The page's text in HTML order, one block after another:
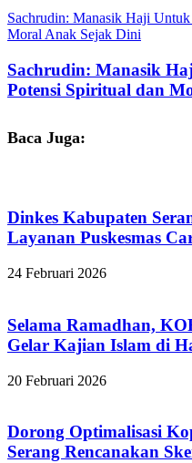
Sachrudin: Manasik Haji
Moral Anak Sejak Dini
Sachrudin: Manasik
Potensi Spiritual dan
Baca Juga:
Dinkes Kabupaten
Layanan Puskesmas
24 Februari 2026
Selama Ramadhan,
Gelar Kajian Islam di
20 Februari 2026
Dorong Optimalisasi
Serang Rencanakan